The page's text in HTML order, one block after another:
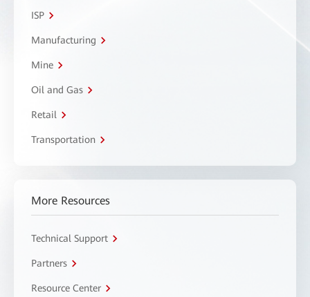
ISP
Manufacturing
Mine
Oil and Gas
Retail
Transportation
More Resources
Technical Support
Partners
Resource Center